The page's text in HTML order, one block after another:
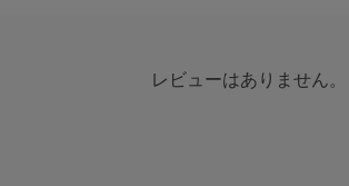
レビューはありません。